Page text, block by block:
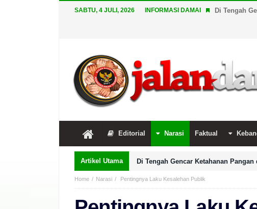
SABTU, 4 JULI, 2026 INFORMASI DAMAI Di Tengah
Editorial Narasi Faktual
Artikel Utama Di Tengah Gencar Ketahanan
Home Narasi Pentingnya Laku Kesalehan Publik